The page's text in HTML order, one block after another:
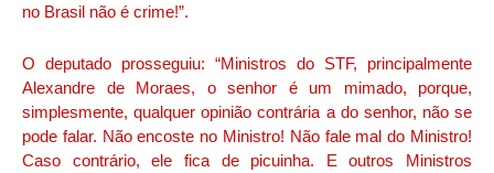
no Brasil não é crime!”.
O deputado prosseguiu: “Ministros do STF, principalmente
Alexandre de Moraes, o senhor é um mimado, porque,
simplesmente, qualquer opinião contrária a do senhor, não se
pode falar. Não encoste no Ministro! Não fale mal do Ministro!
Caso contrário, ele fica de picuinha. E outros Ministros